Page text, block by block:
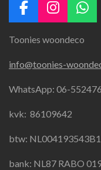
F
c
b
o
k
I
s
a
g
a
W
a
s
A
Toonies woondeco
info@toonies-
WhatsApp: 06-
kvk: 86109642
btw:
bank: NL87 RABO